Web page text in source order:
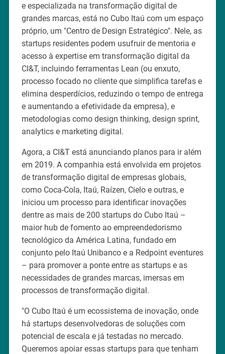
e especializada na transformação digital de
grandes marcas, está no Cubo Itaú com um espaço
próprio, um "Centro de Design Estratégico". Nele, as
startups residentes podem usufruir de mentoria e
acesso à expertise em transformação digital da
CI&T, incluindo ferramentas Lean (ou enxuto,
processo focado no cliente que simplifica tarefas e
elimina desperdícios, reduzindo o tempo de entrega
e aumentando a efetividade da empresa), e
metodologias como design thinking, design sprint,
analytics e marketing digital.
Agora, a CI&T está anunciando planos para ir além
em 2019. A companhia está envolvida em projetos
de transformação digital de empresas globais,
como Coca-Cola, Itaú, Raízen, Cielo e outras, e
iniciou um processo para identificar inovações
dentre as mais de 200 startups do Cubo Itaú –
maior hub de fomento ao empreendedorismo
tecnológico da América Latina, fundado em
conjunto pelo Itaú Unibanco e a Redpoint eventures
– para promover a ponte entre as startups e as
necessidades de grandes marcas, imersas em
processos de transformação digital.
"O Cubo Itaú é um ecossistema de inovação, onde
há startups desenvolvedoras de soluções com
potencial de escala e já testadas no mercado.
Queremos apoiar essas startups para que tenham